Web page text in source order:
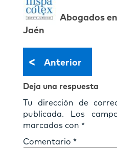
Abogados
Jaén
< Anterior
Deja una respuesta
Tu dirección de
publicada.
Los
marcados con *
Comentario *